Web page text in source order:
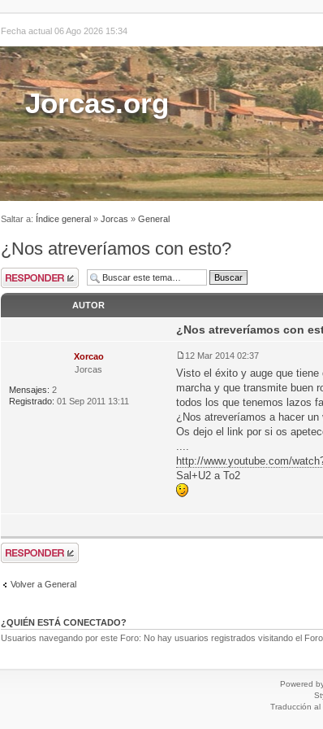
Fecha actual 06 Ago 2026 15:34
Jorcas.org
Saltar a: Índice general » Jorcas » General
¿Nos atreveríamos con esto?
AUTOR
Xorcao
Jorcas
Mensajes: 2
Registrado: 01 Sep 2011 13:11
¿Nos atreveríamos con
12 Mar 2014 02:37
Visto el éxito y auge que
marcha y que transmite buen
todos los que tenemos lazos
¿Nos atreveríamos a hacer
Os dejo el link por si os
http://www.youtube.com/
Sal+U2 a To2
Volver a General
¿QUIÉN ESTÁ CONECTADO?
Usuarios navegando por este Foro: No hay usuarios registrados visitando el
Powered
Traducción